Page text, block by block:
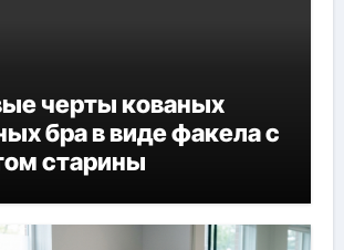
черты кованых
бра в виде факела с
старины